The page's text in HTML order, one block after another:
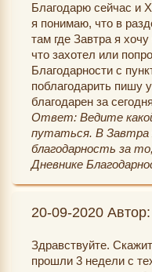
Благодарю сейчас и
я понимаю, что в
там где Завтра я
что захотел или
Благодарности с
поблагодарить пишу
благодарен за
Ответ: Ведите
путаться. В Завтра
благодарность за
Дневнике
20-09-2020
Здравствуйте.
прошли 3 недели с